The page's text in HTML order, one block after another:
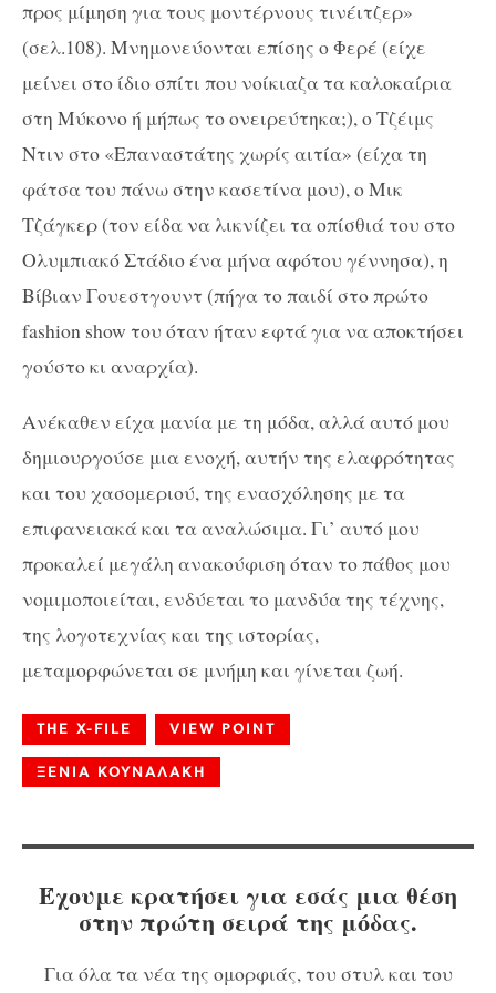
προς μίμηση για τους μοντέρνους τινέιτζερ»
(σελ.108). Μνημονεύονται επίσης ο Φερέ (είχε
μείνει στο ίδιο σπίτι που νοίκιαζα τα καλοκαίρια
στη Μύκονο ή μήπως το ονειρεύτηκα;), ο Τζέιμς
Ντιν στο «Επαναστάτης χωρίς αιτία» (είχα τη
φάτσα του πάνω στην κασετίνα μου), ο Μικ
Τζάγκερ (τον είδα να λικνίζει τα οπίσθιά του στο
Ολυμπιακό Στάδιο ένα μήνα αφότου γέννησα), η
Βίβιαν Γουεστγουντ (πήγα το παιδί στο πρώτο
fashion show του όταν ήταν εφτά για να αποκτήσει
γούστο κι αναρχία).
Ανέκαθεν είχα μανία με τη μόδα, αλλά αυτό μου
δημιουργούσε μια ενοχή, αυτήν της ελαφρότητας
και του χασομεριού, της ενασχόλησης με τα
επιφανειακά και τα αναλώσιμα. Γι’ αυτό μου
προκαλεί μεγάλη ανακούφιση όταν το πάθος μου
νομιμοποιείται, ενδύεται το μανδύα της τέχνης,
της λογοτεχνίας και της ιστορίας,
μεταμορφώνεται σε μνήμη και γίνεται ζωή.
THE X-FILE VIEW POINT
ΞΕΝΙΑ ΚΟΥΝΑΛΑΚΗ
Έχουμε κρατήσει για εσάς μια θέση
στην πρώτη σειρά της μόδας.
Για όλα τα νέα της ομορφιάς, του στυλ και του